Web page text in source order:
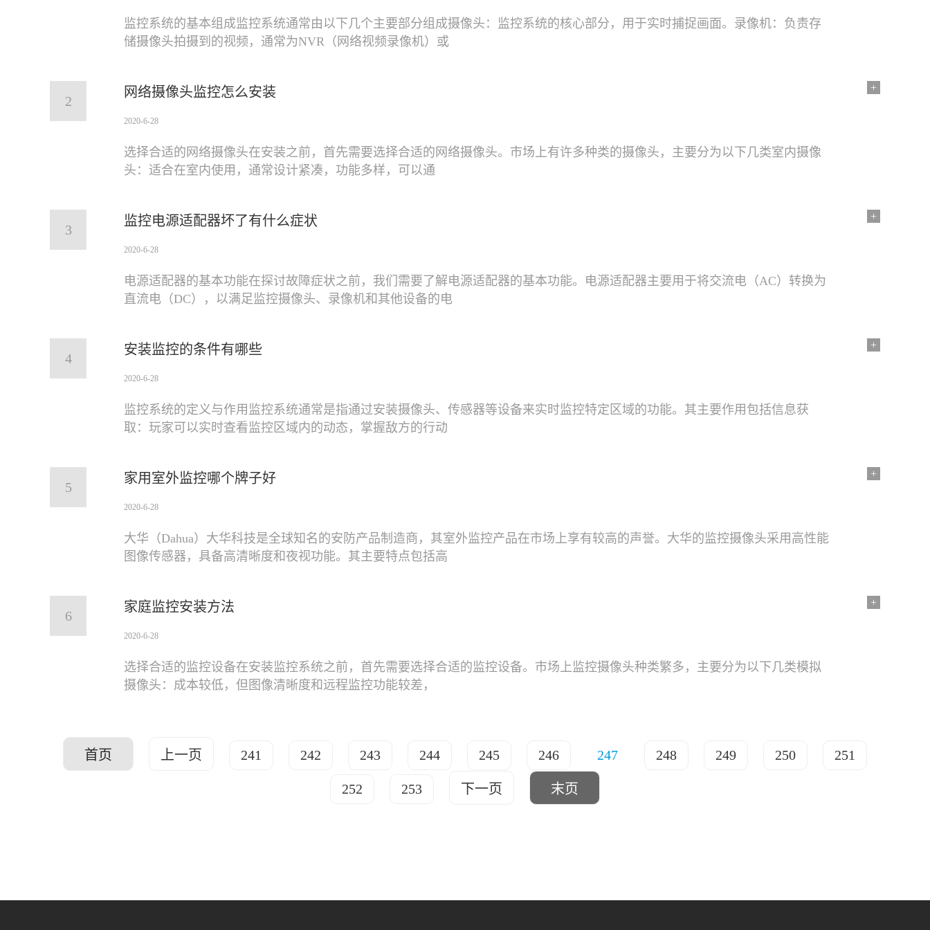
监控系统的基本组成监控系统通常由以下几个主要部分组成摄像头：监控系统的核心部分，用于实时捕捉画面。录像机：负责存
储摄像头拍摄到的视频，通常为NVR（网络视频录像机）或
2
网络摄像头监控怎么安装
2020-6-28
选择合适的网络摄像头在安装之前，首先需要选择合适的网络摄像头。市场上有许多种类的摄像头，主要分为以下几类室内摄像
头：适合在室内使用，通常设计紧凑，功能多样，可以通
+
3
监控电源适配器坏了有什么症状
2020-6-28
电源适配器的基本功能在探讨故障症状之前，我们需要了解电源适配器的基本功能。电源适配器主要用于将交流电（AC）转换为
直流电（DC），以满足监控摄像头、录像机和其他设备的电
+
4
安装监控的条件有哪些
2020-6-28
监控系统的定义与作用监控系统通常是指通过安装摄像头、传感器等设备来实时监控特定区域的功能。其主要作用包括信息获
取：玩家可以实时查看监控区域内的动态，掌握敌方的行动
+
5
家用室外监控哪个牌子好
2020-6-28
大华（Dahua）大华科技是全球知名的安防产品制造商，其室外监控产品在市场上享有较高的声誉。大华的监控摄像头采用高性能
图像传感器，具备高清晰度和夜视功能。其主要特点包括高
+
6
家庭监控安装方法
2020-6-28
选择合适的监控设备在安装监控系统之前，首先需要选择合适的监控设备。市场上监控摄像头种类繁多，主要分为以下几类模拟
摄像头：成本较低，但图像清晰度和远程监控功能较差，
+
首页 上一页 241 242 243 244 245 246 247 248 249 250 251
252 253 下一页 末页